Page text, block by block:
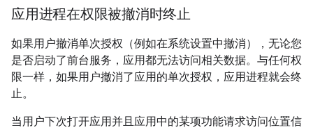
应用进程在权限被撤消时终止
如果用户撤消单次授权（例如在系统设置中撤消），无论您
是否启动了前台服务，应用都无法访问相关数据。与任何权
限一样，如果用户撤消了应用的单次授权，应用进程就会终
止。
当用户下次打开应用并且应用中的某项功能请求访问位置信